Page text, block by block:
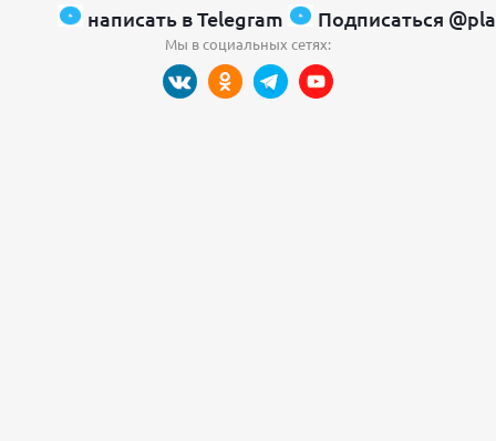
написать в Telegram Подписаться
Мы в социальных сетях: